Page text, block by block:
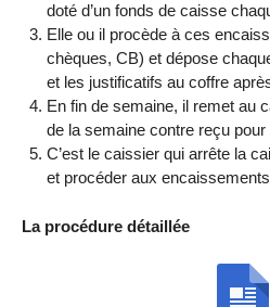
doté d’un fonds de caisse
Elle ou il procède à ces
chèques, CB) et dépose
et les justificatifs au coffre
En fin de semaine, il remet au
de la semaine contre reçu
C’est le caissier qui arrête la
et procéder aux
La procédure détaillée